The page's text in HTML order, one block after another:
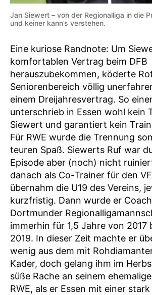
Jan Siewert – von der Regionalliga in die
und keiner kann’s verstehen.
Eine kuriose Randnote: Um
komfortablen Vertrag beim DFB
herauszubekommen, köderte
Seniorenbereich völlig
einem Dreijahresvertrag. So
unterschrieb in Essen wohl kein
Siewert und garantiert kein
Für RWE wurde die Trennung
teuren Spaß. Siewerts Ruf war
Episode aber (noch) nicht
danach als Co-Trainer für den
übernahm die U19 des Vereins,
kurzfristig. Dann wurde er
Dortmunder
immerhin für 1,5 Jahre von 2017
2019. In dieser Zeit machte er
wenig aus dem mit
Kader, doch gelang ihm im
süße Rache an seinem
RWE, als er Essen mit einer stark